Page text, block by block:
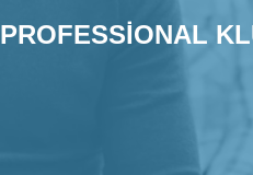
PROFESSIONAL